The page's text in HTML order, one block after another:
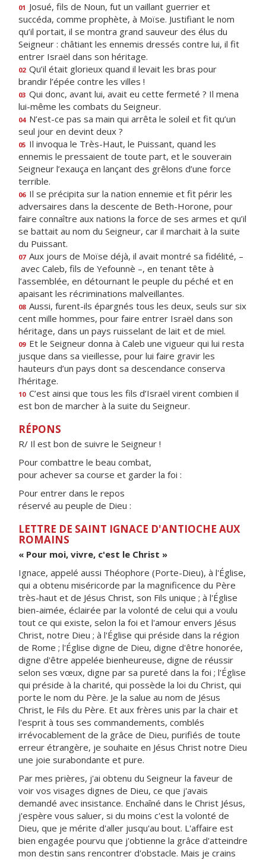
01 Josué, fils de Noun, fut un vaillant guerrier et
succéda, comme prophète, à Moïse. Justifiant le nom
qu’il portait, il se montra grand sauveur des élus du
Seigneur : châtiant les ennemis dressés contre lui, il fit
entrer Israël dans son héritage.
02 Qu’il était glorieux quand il levait les bras pour
brandir l’épée contre les villes !
03 Qui donc, avant lui, avait eu cette fermeté ? Il mena
lui-même les combats du Seigneur.
04 N’est-ce pas sa main qui arrêta le soleil et fit qu’un
seul jour en devint deux ?
05 Il invoqua le Très-Haut, le Puissant, quand les
ennemis le pressaient de toute part, et le souverain
Seigneur l’exauça en lançant des grêlons d’une force
terrible.
06 Il se précipita sur la nation ennemie et fit périr les
adversaires dans la descente de Beth-Horone, pour
faire connaître aux nations la force de ses armes et qu’il
se battait au nom du Seigneur, car il marchait à la suite
du Puissant.
07 Aux jours de Moïse déjà, il avait montré sa fidélité, –
avec Caleb, fils de Yefounnè –, en tenant tête à
l’assemblée, en détournant le peuple du péché et en
apaisant les récriminations malveillantes.
08 Aussi, furent-ils épargnés tous les deux, seuls sur six
cent mille hommes, pour faire entrer Israël dans son
héritage, dans un pays ruisselant de lait et de miel.
09 Et le Seigneur donna à Caleb une vigueur qui lui resta
jusque dans sa vieillesse, pour lui faire gravir les
hauteurs d’un pays dont sa descendance conserva
l’héritage.
10 C’est ainsi que tous les fils d’Israël virent combien il
est bon de marcher à la suite du Seigneur.
RÉPONS
R/ Il est bon de suivre le Seigneur !
Pour combattre le beau combat,
pour achever sa course et garder la foi :
Pour entrer dans le repos
réservé au peuple de Dieu :
LETTRE DE SAINT IGNACE D'ANTIOCHE AUX
ROMAINS
« Pour moi, vivre, c'est le Christ »
Ignace, appelé aussi Théophore (Porte-Dieu), à l'Église,
qui a obtenu miséricorde par la magnificence du Père
très-haut et de Jésus Christ, son Fils unique ; à l'Église
bien-aimée, éclairée par la volonté de celui qui a voulu
tout ce qui existe, selon la foi et l'amour envers Jésus
Christ, notre Dieu ; à l'Église qui préside dans la région
de Rome ; l'Église digne de Dieu, digne d'être honorée,
digne d'être appelée bienheureuse, digne de réussir
selon ses vœux, digne par sa pureté dans la foi ; l'Église
qui préside à la charité, qui possède la loi du Christ, qui
porte le nom du Père. Je la salue au nom de Jésus
Christ, le Fils du Père. Et aux frères unis par la chair et
l'esprit à tous ses commandements, comblés
irrévocablement de la grâce de Dieu, purifiés de toute
erreur étrangère, je souhaite en Jésus Christ notre Dieu
une joie surabondante et pure.
Par mes prières, j'ai obtenu du Seigneur la faveur de
voir vos visages dignes de Dieu, ce que j'avais
demandé avec insistance. Enchaîné dans le Christ Jésus,
j'espère vous saluer, si du moins c'est la volonté de
Dieu, que je mérite d'aller jusqu'au bout. L'affaire est
bien engagée pourvu que j'obtienne la grâce d'atteindre
mon destin sans rencontrer d'obstacle. Mais je crains